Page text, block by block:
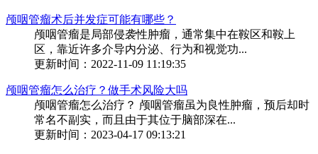
颅咽管瘤术后并发症可能有哪些？
颅咽管瘤是局部侵袭性肿瘤，通常集中在鞍区和鞍上
区，靠近许多介导内分泌、行为和视觉功...
更新时间：2022-11-09 11:19:35
颅咽管瘤怎么治疗？做手术风险大吗
颅咽管瘤怎么治疗？ 颅咽管瘤虽为良性肿瘤，预后却时
常名不副实，而且由于其位于脑部深在...
更新时间：2023-04-17 09:13:21